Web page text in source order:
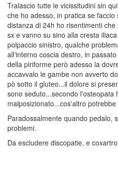
Tralascio tutte le vicissitudini sin
che ho adesso, in pratica se
distanza di 24h ho risentimenti
sx e vanno su sino alla cresta
polpaccio sinistro, qualche
all'interno coscia destro, in
della piriforme però adesso la
accavvalo le gambe non avverto
pò sotto il gluteo...il dolore si
sono seduto...secondo l'osteopata
malposizionato...cos'altro potrebbe
Paradossalmente quando pedalo,
problemi.
Da escludere discopatie, e